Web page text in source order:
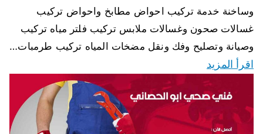
وساخنة خدمة تركيب احواض مطابخ واحواض تركيب
غسالات صحون وغسالات ملابس تركيب فلتر مياه تركيب
وصيانة وتصليح وفك ونقل مضخات المياه تركيب طرمبات…
اقرأ المزيد